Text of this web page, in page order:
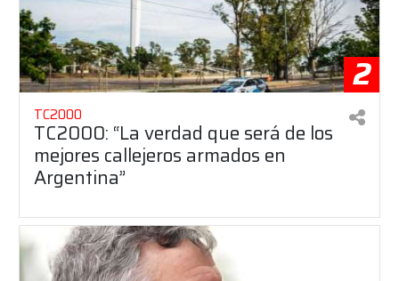
2
TC2000
TC2000: “La verdad que será de los
mejores callejeros armados en
Argentina”